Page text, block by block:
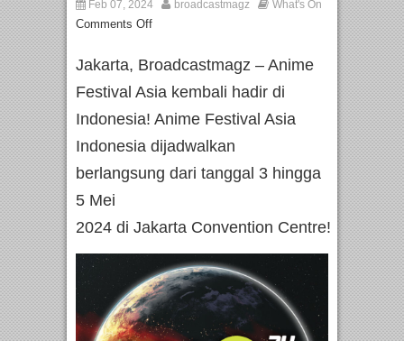
Feb 07, 2024 broadcastmagz What's On
Comments Off
Jakarta, Broadcastmagz – Anime
Festival Asia kembali hadir di
Indonesia! Anime Festival Asia
Indonesia dijadwalkan
berlangsung dari tanggal 3 hingga
5 Mei
2024 di Jakarta Convention Centre!